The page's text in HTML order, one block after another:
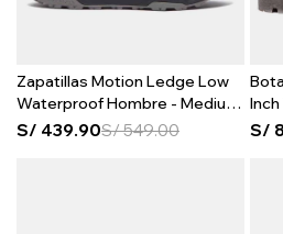
Zapatillas Motion Ledge Low
Waterproof Hombre - Medium
Grey Suede
S/ 439.90S/549.00 S/